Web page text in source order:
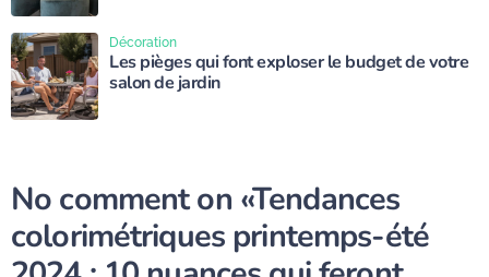
Les pièges qui font exploser le budget de votre
salon de jardin
Décoration
No comment on «Tendances
colorimétriques printemps-été